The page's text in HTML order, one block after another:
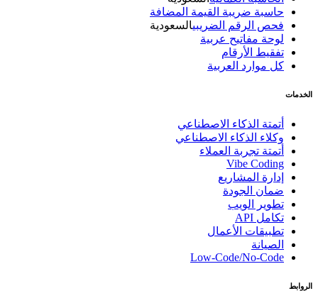
حاسبة ضريبة القيمة المضافة
فحص الرقم الضريبيالسعودية
لوحة مفاتيح عربية
تفقيط الأرقام
كل موارد العربية
الخدمات
أتمتة الذكاء الاصطناعي
وكلاء الذكاء الاصطناعي
أتمتة تجربة العملاء
Vibe Coding
إدارة المشاريع
ضمان الجودة
تطوير الويب
تكامل API
تطبيقات الأعمال
الصيانة
Low-Code/No-Code
الروابط